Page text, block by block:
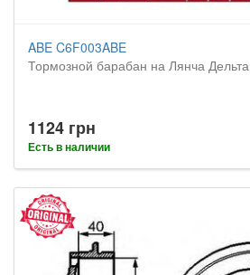
ABE C6F003ABE
Тормозной барабан на Лянча Дельта
1124 грн
Есть в наличии